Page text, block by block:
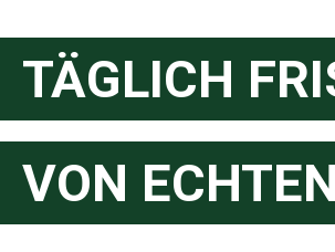
TÄGLICH
VON